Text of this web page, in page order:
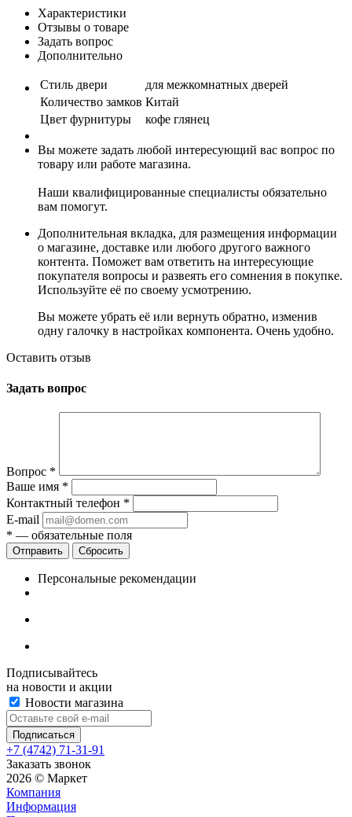
Характеристики
Отзывы о товаре
Задать вопрос
Дополнительно
Стиль двери
для межкомнатных дверей
Количество замков Китай
Цвет фурнитуры
кофе глянец
Вы можете задать любой интересующий вас вопрос по
товару или работе магазина.
Наши квалифицированные специалисты обязательно
вам помогут.
Дополнительная вкладка, для размещения информации
о магазине, доставке или любого другого важного
контента. Поможет вам ответить на интересующие
покупателя вопросы и развеять его сомнения в покупке.
Используйте её по своему усмотрению.
Вы можете убрать её или вернуть обратно, изменив
одну галочку в настройках компонента. Очень удобно.
Оставить отзыв
Задать вопрос
Вопрос *
Ваше имя *
Контактный телефон *
E-mail
* — обязательные поля
Сбросить
Персональные рекомендации
Подписывайтесь
на новости и акции
Новости магазина
+7 (4742) 71-31-91
Заказать звонок
2026 © Маркет
Компания
Информация